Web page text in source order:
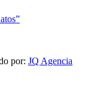
por: JQ Agencia